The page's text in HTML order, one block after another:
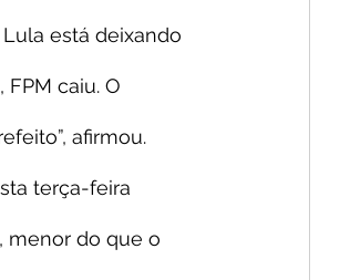
está deixando
caiu. O
afirmou.
terça-feira
menor do que o